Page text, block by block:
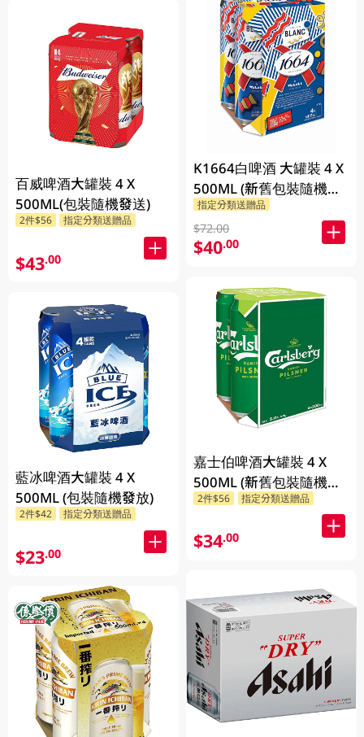
百威啤酒大罐裝 4 X
500ML(包裝隨機發送)
2件$56 指定分類送贈品
$43.00
藍冰啤酒大罐裝 4 X
500ML (包裝隨機發放)
2件$42 指定分類送贈品
$23.00
K1664白啤酒 大罐裝 4 X
500ML (新舊包裝隨機發
貨)
指定分類送贈品
$72.00
$40.00
嘉士伯啤酒大罐裝 4 X
500ML (新舊包裝隨機發
貨)
2件$56 指定分類送贈品
$34.00